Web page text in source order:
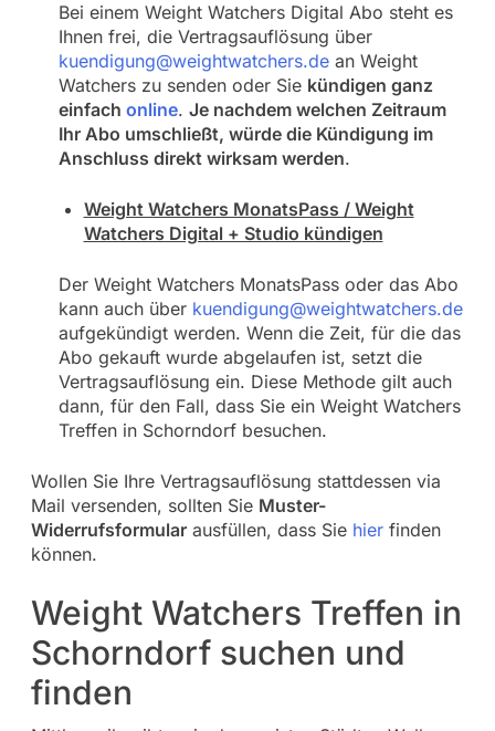
Bei einem Weight Watchers Digital Abo steht es
Ihnen frei, die Vertragsauflösung über
kuendigung@weightwatchers.dean Weight
Watchers zu senden oder Sie kündigen ganz
einfach online. Je nachdem welchen Zeitraum
Ihr Abo umschließt, würde die Kündigung im
Anschluss direkt wirksam werden.
Weight Watchers MonatsPass / Weight
Watchers Digital + Studio kündigen
Der Weight Watchers MonatsPass oder das Abo
kann auch über kuendigung@weightwatchers.de
aufgekündigt werden. Wenn die Zeit, für die das
Abo gekauft wurde abgelaufen ist, setzt die
Vertragsauflösung ein. Diese Methode gilt auch
dann, für den Fall, dass Sie ein Weight Watchers
Treffen in Schorndorf besuchen.
Wollen Sie Ihre Vertragsauflösung stattdessen via
Mail versenden, sollten Sie Muster-
Widerrufsformularausfüllen, dass Sie hierfinden
können.
Weight Watchers Treffen in
Schorndorf suchen und
finden